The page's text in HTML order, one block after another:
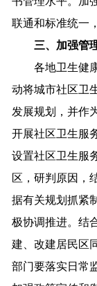
联通和标准统一
三、加强管理
各地卫生健康
动将城市社区卫
发展规划，并作
开展社区卫生服
设置社区卫生服
区，研判原因，
据有关规划抓紧
极协调推进。结
建、改建居民区
部门要落实日常